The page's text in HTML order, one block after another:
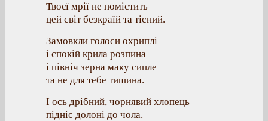
Твоєї мрії не помістить
цей світ безкраїй та тісний.
Замовкли голоси охриплі
і спокій крила розпина
і північ зерна маку сипле
та не для тебе тишина.
І ось дрібний, чорнявий хлопець
підніс долоні до чола.